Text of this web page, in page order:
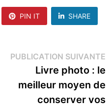
PIN IT SHARE
PUBLICATION SUIVANTE
Livre photo : le
meilleur moyen de
conserver vos